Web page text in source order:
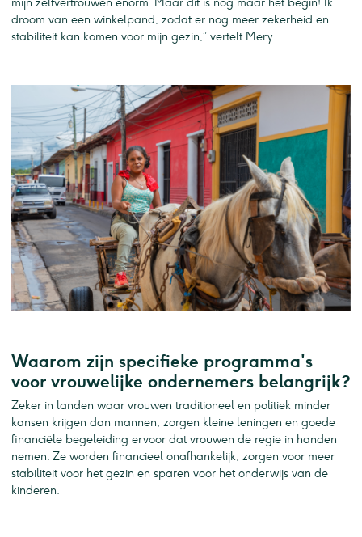
droom van een winkelpand, zodat er nog meer zekerheid en
stabiliteit kan komen voor mijn gezin,” vertelt Mery.
Waarom zijn specifieke programma's
voor vrouwelijke ondernemers belangrijk?
Zeker in landen waar vrouwen traditioneel en politiek minder
kansen krijgen dan mannen, zorgen kleine leningen en goede
financiële begeleiding ervoor dat vrouwen de regie in handen
nemen. Ze worden financieel onafhankelijk, zorgen voor meer
stabiliteit voor het gezin en sparen voor het onderwijs van de
kinderen.